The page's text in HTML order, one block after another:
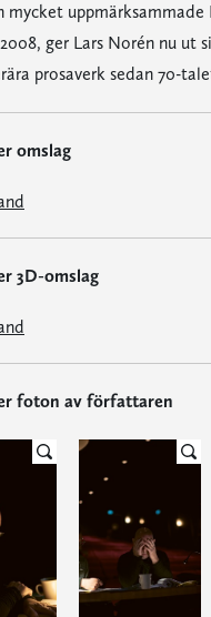
mycket uppmärksammade
ger Lars Norén nu ut
prosaverk sedan 70-
omslag
3D-omslag
foton av författaren